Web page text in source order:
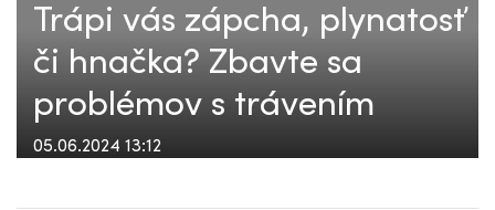
Trápi vás zápcha, plynatosť
či hnačka? Zbavte sa
problémov s trávením
05.06.2024 13:12